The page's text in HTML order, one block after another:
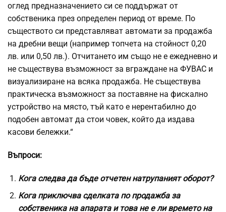
оглед предназначението си се поддържат от
собственика през определен период от време. По
съществото си представляват автомати за продажба
на дребни вещи (например топчета на стойност 0,20
лв. или 0,50 лв.). Отчитането им също не е ежедневно и
не съществува възможност за вграждане на ФУВАС и
визуализиране на всяка продажба. Не съществува
практическа възможност за поставяне на фискално
устройство на място, тъй като е нерентабилно до
подобен автомат да стои човек, който да издава
касови бележки.“
Въпроси:
Кога следва да бъде отчетен натрупаният оборот?
Кога приключва сделката по продажба за
собственика на апарата и това не е ли времето на